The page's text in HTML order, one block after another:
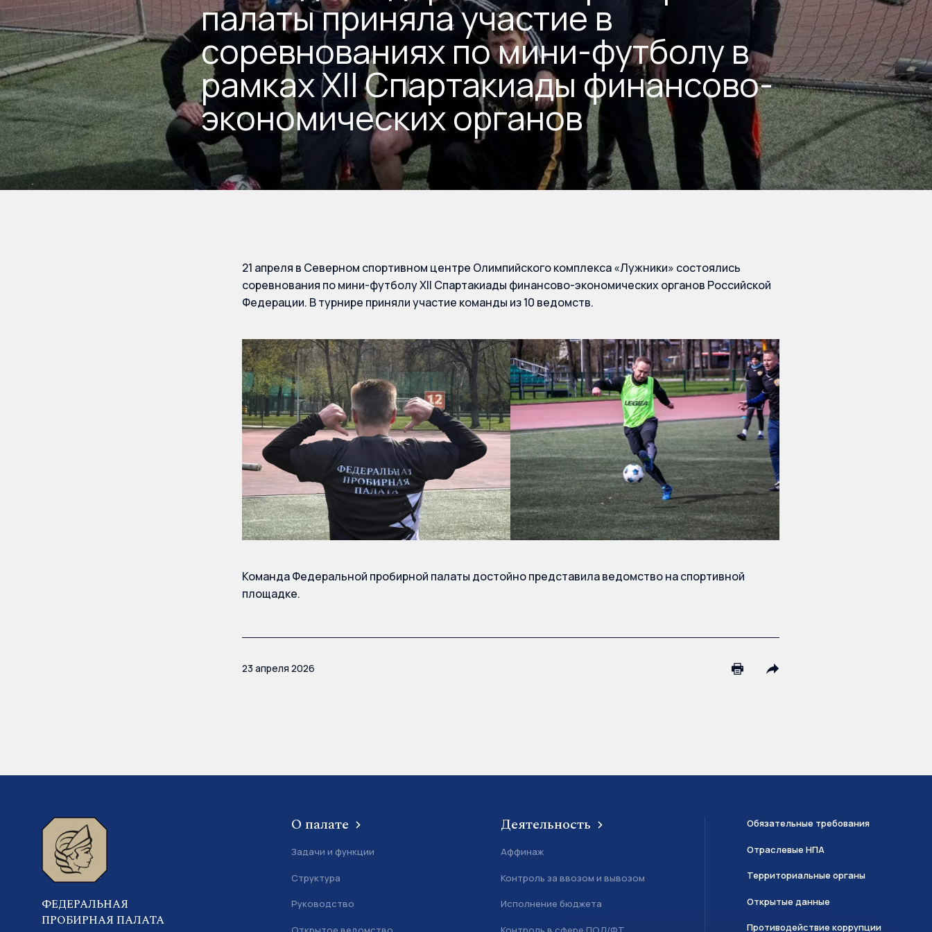
палаты приняла участие в
соревнованиях по мини-футболу в
рамках XII Спартакиады финансово-
экономических органов
21 апреля в Северном спортивном центре Олимпийского комплекса «Лужники» состоялись
соревнования по мини-футболу XII Спартакиады финансово-экономических органов Российской
Федерации. В турнире приняли участие команды из 10 ведомств.
Команда Федеральной пробирной палаты достойно представила ведомство на спортивной
площадке.
23 апреля 2026
ФЕДЕРАЛЬНАЯ
ПРОБИРНАЯ ПАЛАТА
О палате
Задачи и функции
Структура
Руководство
Деятельность
Аффинаж
Контроль за ввозом и вывозом
Исполнение бюджета
Обязательные требования
Отраслевые НПА
Территориальные органы
Открытые данные
Противодействие коррупции